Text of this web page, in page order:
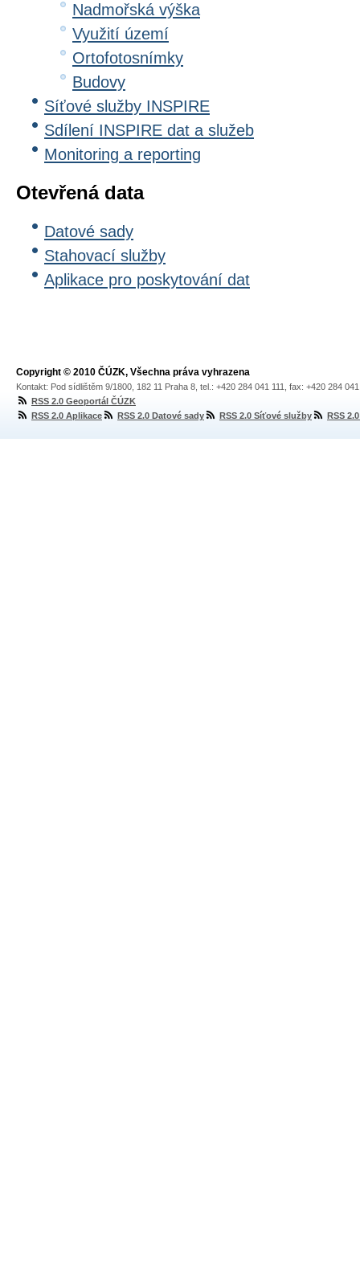
Nadmořská výška
Využití území
Ortofotosnímky
Budovy
Síťové služby INSPIRE
Sdílení INSPIRE dat a služeb
Monitoring a reporting
Otevřená data
Datové sady
Stahovací služby
Aplikace pro poskytování dat
Copyright © 2010 ČÚZK, Všechna práva vyhrazena
Kontakt: Pod sídlištěm 9/1800, 182 11 Praha 8, tel.: +420 284 041 111, fax: +420 284
RSS 2.0 Geoportál ČÚZK
RSS 2.0 Aplikace
RSS 2.0 Datové sady RSS 2.0 Síťové služby RSS